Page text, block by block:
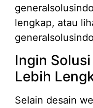
lengkap, atau
Ingin
Lebih
Selain desain